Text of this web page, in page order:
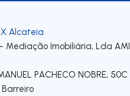
Alcateia
Mediação Imobiliária, Lda AMI
PACHECO NOBRE, 50C
Barreiro